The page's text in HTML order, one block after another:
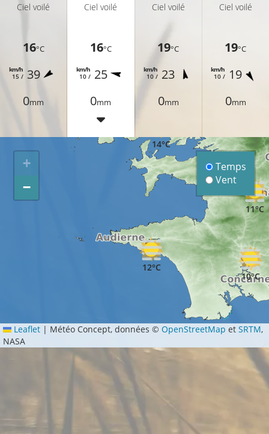
Ciel voilé
16°C
15 /
km/h 39
0mm
Ciel voilé
16°C
10 /
km/h 25
0mm
Ciel voilé
19°C
10 /
km/h 23
0mm
Ciel voilé
19°C
10 /
km/h
19
0mm
12°C
14°C
11°C
11°C
10°C
+
−
Temps
Vent
Leaflet | Météo Concept, données ©OpenStreetMap etSRTM,
NASA